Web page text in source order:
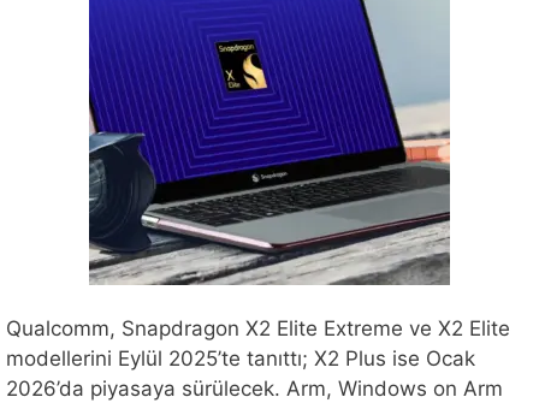
Qualcomm, Snapdragon X2 Elite Extreme ve X2 Elite
modellerini Eylül 2025’te tanıttı; X2 Plus ise Ocak
2026’da piyasaya sürülecek. Arm, Windows on Arm